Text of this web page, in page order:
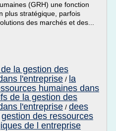
(GRH) une fonction
plus stratégique, parfois
des marchés et des...
la gestion des
l'entreprise / la
humaines dans
de la gestion des
l'entreprise / dees
gestion des ressources
de l entreprise